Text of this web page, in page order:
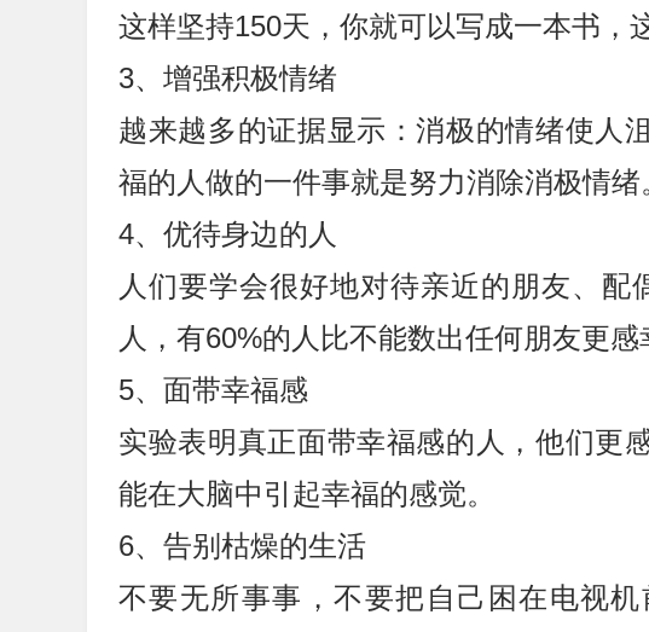
这样坚持150天，你就可以写成一本书，
3、增强积极情绪
越来越多的证据显示：消极的情绪使人
福的人做的一件事就是努力消除消极情绪
4、优待身边的人
人们要学会很好地对待亲近的朋友、
人，有60%的人比不能数出任何朋友更感
5、面带幸福感
实验表明真正面带幸福感的人，他们更
能在大脑中引起幸福的感觉。
6、告别枯燥的生活
不要无所事事，不要把自己困在电视